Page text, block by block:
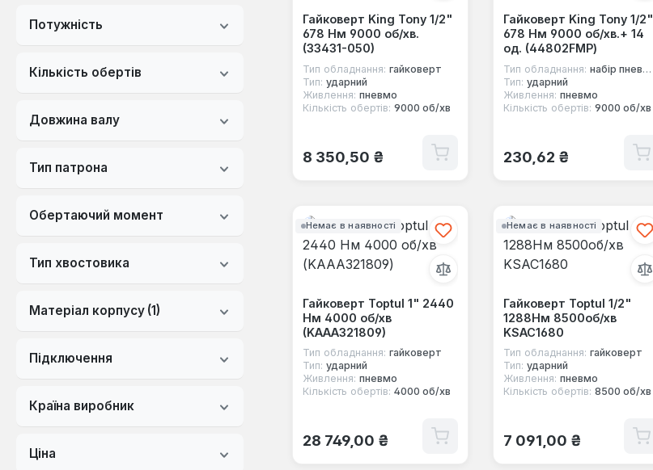
Потужність
Кількість обертів
Довжина валу
Тип патрона
Обертаючий момент
Тип хвостовика
Матеріал корпусу (1)
Підключення
Країна виробник
Ціна
Гайковерт King Tony 1/2"
678 Нм 9000 об/хв.
(33431-050)
Тип обладнання: гайковерт
Тип: ударний
Живлення: пневмо
Кількість обертів: 9000 об/хв
Звичайна ціна:
8 350,50 ₴
Гайковерт King Tony 1/2"
678 Нм 9000 об/хв.+ 14
од. (44802FMP)
Тип обладнання: набір пневмоінструменту
Тип: ударний
Живлення: пневмо
Кількість обертів: 9000 об/хв
Звичайна ціна:
230,62 ₴
Немає в наявності
Гайковерт Toptul 1" 2440
Нм 4000 об/хв
(KAAA321809)
Тип обладнання: гайковерт
Тип: ударний
Живлення: пневмо
Кількість обертів: 4000 об/хв
Звичайна ціна:
28 749,00 ₴
Немає в наявності
Гайковерт Toptul 1/2"
1288Нм 8500об/хв
KSAC1680
Тип обладнання: гайковерт
Тип: ударний
Живлення: пневмо
Кількість обертів: 8500 об/хв
Звичайна ціна:
7 091,00 ₴